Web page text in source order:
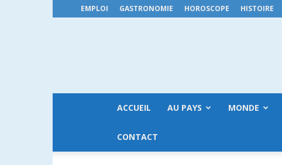
EMPLOI GASTRONOMIE HOROSCOPE HISTOIRE
ACCUEIL AU PAYS MONDE
CONTACT